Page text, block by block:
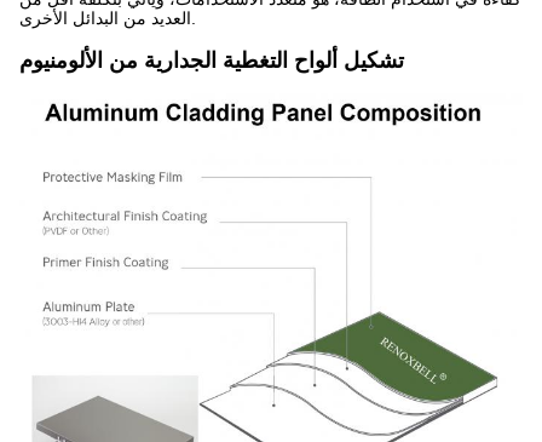
تشكيل ألواح التغطية الجدارية من الألومنيوم